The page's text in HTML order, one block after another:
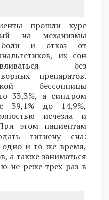
прошли курс
на механизмы
боли и отказ от
их сон
без
препаратов.
бессонницы
33,3%, а синдром
39,1% до 14,9%,
исчезла и
этом пациентам
гигиену сна:
одно и то же время,
а также заниматься
не реже трех раз в